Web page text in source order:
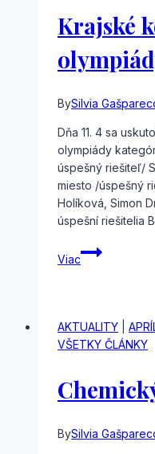
Krajské
BySilvia
Dňa 11. 4 sa
olympiády
úspešný riešiteľ/
miesto /úspešný
Holíková, Simon
úspešní riešitelia
Viac
Krajské
kolo
AKTUALITY
VŠETKY ČLÁNKY
BySilvia